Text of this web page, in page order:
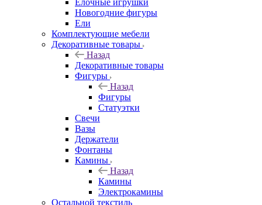
Елочные игрушки
Новогодние фигуры
Ели
Комплектующие мебели
Декоративные товары
Назад
Декоративные товары
Фигуры
Назад
Фигуры
Статуэтки
Свечи
Вазы
Держатели
Фонтаны
Камины
Назад
Камины
Электрокамины
Остальной текстиль